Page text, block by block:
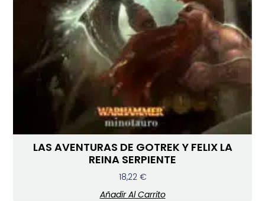
LAS AVENTURAS DE GOTREK Y FELIX LA
REINA SERPIENTE
18,22 €
Añadir Al Carrito